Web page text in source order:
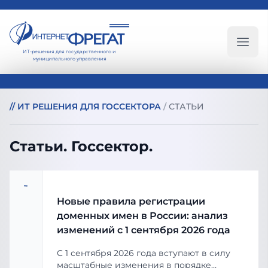
ИТ-решения для государственного и
муниципального управления
// ИТ РЕШЕНИЯ ДЛЯ ГОССЕКТОРА / СТАТЬИ
Статьи. Госсектор.
Новые правила регистрации
доменных имен в России: анализ
изменений с 1 сентября 2026 года
С 1 сентября 2026 года вступают в силу
масштабные изменения в порядке